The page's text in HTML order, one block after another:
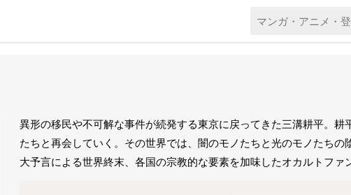
異形の移民や不可解な事件が続発する東京に戻ってきた三溝耕平。
たちと再会していく。その世界では、闇のモノたちと光のモノたち
大予言による世界終末、各国の宗教的な要素を加味したオカルトファ